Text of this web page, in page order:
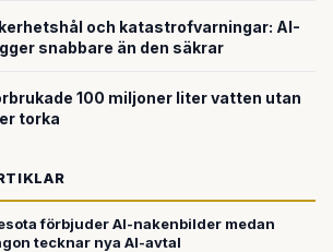
och katastrofvarningar: AI-
snabbare än den säkrar
100 miljoner liter vatten utan
torka
förbjuder AI-nakenbilder medan
tecknar nya AI-avtal